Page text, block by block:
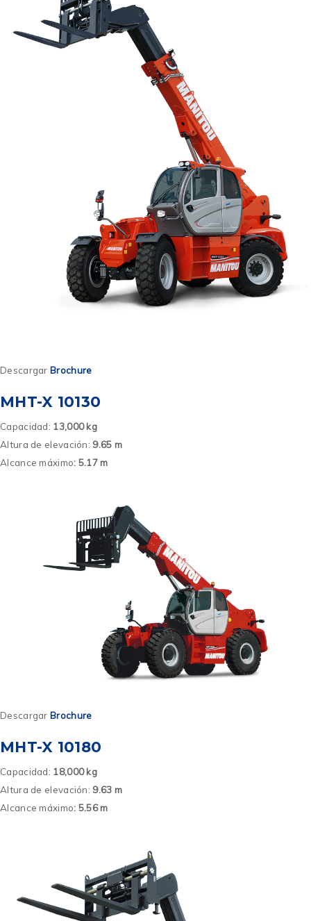
Descargar Brochure
MHT-X 10130
Capacidad: 13,000 kg
Altura de elevación: 9.65 m
Alcance máximo: 5.17 m
Descargar Brochure
MHT-X 10180
Capacidad: 18,000 kg
Altura de elevación: 9.63 m
Alcance máximo: 5.56 m